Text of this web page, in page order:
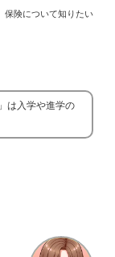
保険について知りたい
は入学や進学の